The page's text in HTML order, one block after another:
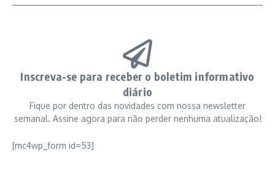
Inscreva-se para receber o boletim informativo
diário
Fique por dentro das novidades com nossa newsletter
semanal. Assine agora para não perder nenhuma atualização!
[mc4wp_form id=53]